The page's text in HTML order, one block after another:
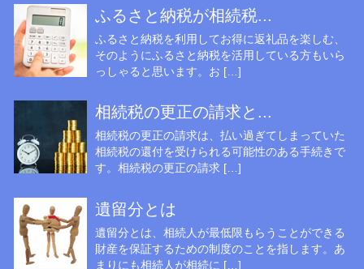
ふるさと納税が相続税...
ふるさと納税を利用してお得に返礼品を楽しむ、
そのようにふるさと納税を活用している方もいら
っしゃると思います。お […]
相続税の更正の請求と...
相続税の更正の請求は、払い過ぎてしまっていた
相続税の還付を受けられる可能性のある手続きで
す。相続税の更正の請求 […]
遺留分とは
遺留分とは、相続人が最低限もらうことができる
財産を保証するための制度のことを指します。あ
まりにも相続人が相続に […]